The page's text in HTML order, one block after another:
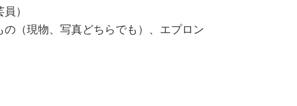
）
（現物、写真どちらでも）、エプロン